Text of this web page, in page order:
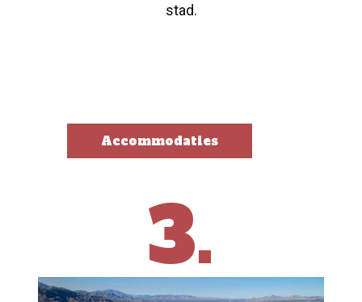
stad.
Accommodaties
3.